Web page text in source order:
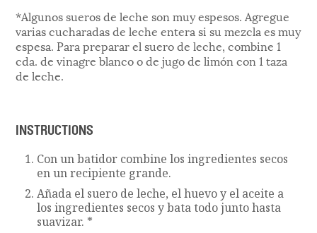
*Algunos sueros de leche son muy espesos. Agregue
varias cucharadas de leche entera si su mezcla es muy
espesa. Para preparar el suero de leche, combine 1
cda. de vinagre blanco o de jugo de limón con 1 taza
de leche.
INSTRUCTIONS
Con un batidor combine los ingredientes secos
en un recipiente grande.
Añada el suero de leche, el huevo y el aceite a
los ingredientes secos y bata todo junto hasta
suavizar. *